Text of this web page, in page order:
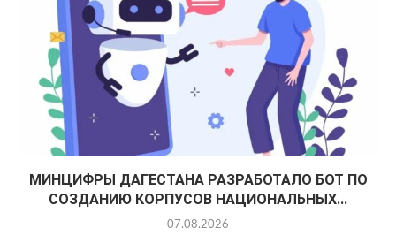
МИНЦИФРЫ ДАГЕСТАНА РАЗРАБОТАЛО БОТ ПО
СОЗДАНИЮ КОРПУСОВ НАЦИОНАЛЬНЫХ...
07.08.2026